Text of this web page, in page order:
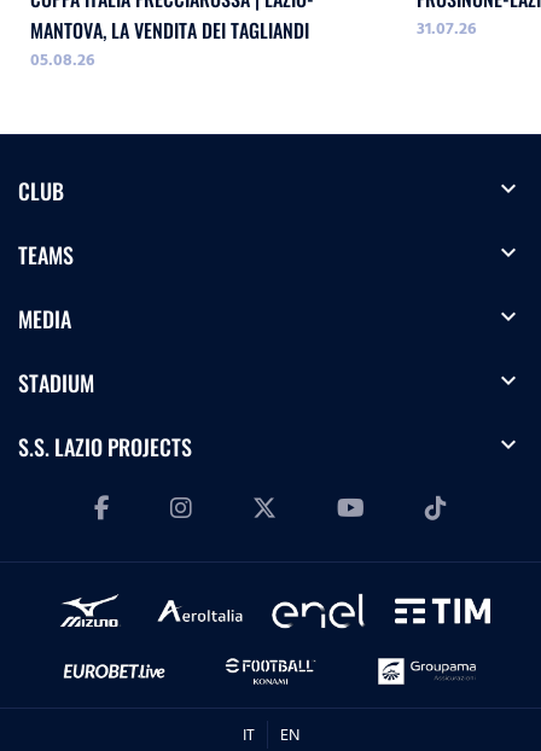
MANTOVA, LA VENDITA DEI TAGLIANDI
05.08.26
31.07.26
CLUB expand_more
TEAMS expand_more
MEDIA expand_more
STADIUM expand_more
S.S. LAZIO PROJECTS expand_more
IT EN